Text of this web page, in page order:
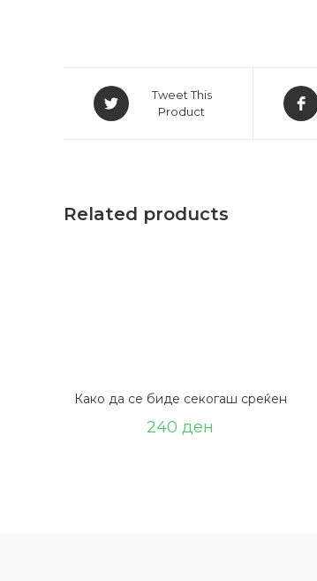
Opens
in
Tweet This
Product
Opens
in
Related products
Како да се биде секогаш среќен
240ден